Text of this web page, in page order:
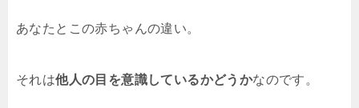
あなたとこの赤ちゃんの違い。
それは他人の目を意識しているかどうかなのです。